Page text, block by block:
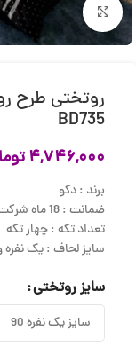
بزرگنمایی تصویر
روتختی طرح
BD735
۴,۷۴۶,۰۰۰
برند : دکو
ضمانت : 18 ماه شرکت دکو
تعداد تکه : چهار تکه
سایز لحاف : یک نفره
سایز روتختی